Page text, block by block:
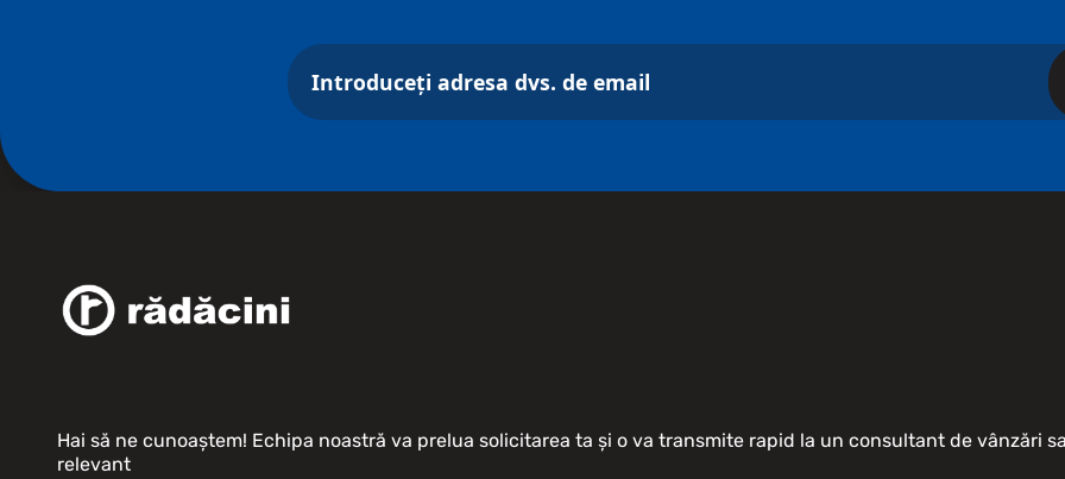
Hai să ne cunoaștem! Echipa noastră va prelua solicitarea ta și o va transmite rapid la un consultant de vânzări
relevant